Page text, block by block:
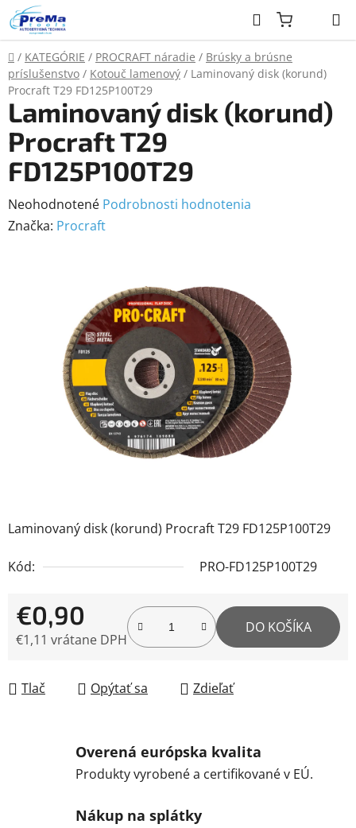
Prejsť
na
obsah
Hľadať
Domov
/ KATEGÓRIE / PROCRAFT náradie / Brúsky a brúsne
príslušenstvo / Kotouč lamenový / Laminovaný disk (korund)
Procraft T29 FD125P100T29
Laminovaný disk (korund) Procraft T29 FD125P100T29
Kód: PRO-FD125P100T29
€0,90
€1,11 vrátane DPH
DO KOŠÍKA
Tlač Opýtať sa Zdieľať
Laminovaný disk (korund)
Procraft T29
FD125P100T29
Priemerné
hodnotenie
hviezdičiek.
Neohodnotené Podrobnosti hodnotenia
Značka: Procraft
Overená európska kvalita
Produkty vyrobené a certifikované v EÚ.
Nákup na splátky